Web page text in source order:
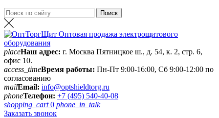
placeНаш адрес: г. Москва Пятницкое ш., д. 54, к. 2, стр. 6,
офис 10.
access_timeВремя работы: Пн-Пт 9:00-16:00, Сб 9:00-12:00 по
согласованию
mailEmail: info@optshieldtorg.ru
phoneТелефон: +7 (495) 540-40-08
shopping_cart 0 phone_in_talk
Заказать звонок